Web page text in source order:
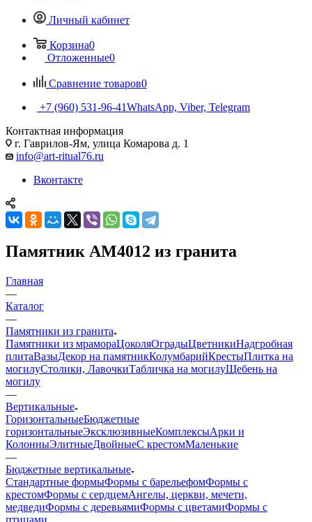
Личный кабинет
Корзина0
Отложенные0
Сравнение товаров0
+7 (960) 531-96-41WhatsApp, Viber, Telegram
Контактная информация
г. Гаврилов-Ям, улица Комарова д. 1
info@art-ritual76.ru
Вконтакте
Памятник AM4012 из гранита
Главная
—
Каталог
—
Памятники из гранита
Памятники из мрамораЦоколяОградыЦветникиНадгробная
плитаВазыДекор на памятникКолумбарийКрестыПлитка на
могилуСтолики, ЛавочкиТабличка на могилуЩебень на
могилу
—
Вертикальные
ГоризонтальныеБюджетные
горизонтальныеЭксклюзивныеКомплексыАрки и
КолонныЭлитныеДвойныеС крестомМаленькие
—
Бюджетные вертикальные
Стандартные формыФормы с барельефомФормы с
крестомФормы с сердцемАнгелы, церкви, мечети,
медведиФормы с деревьямиФормы с цветамиФормы с
птицами